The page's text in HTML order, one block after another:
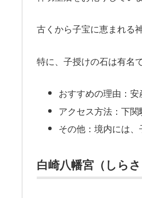
古くから子宝に恵まれる
特に、子授けの石は有名
おすすめの理由：
アクセス方法：下
その他：境内には
白崎八幡宮（しらさ